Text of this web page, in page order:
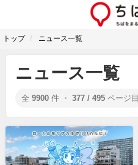
トップ ニュース一覧
ニュース一覧
全 9900 件 ・ 377 / 495 ページ目